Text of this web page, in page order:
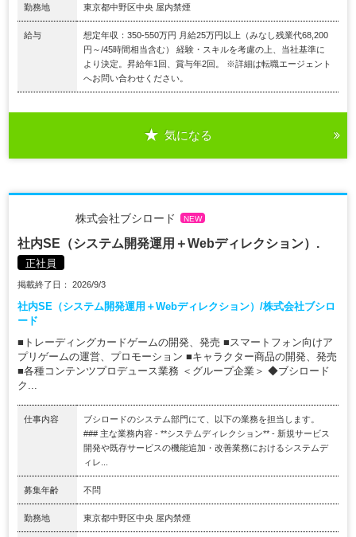
勤務地 東京都中野区中央 屋内禁煙
給与
想定年収：350-550万円 月給25万円以上（みなし残業代68,200
円～/45時間相当含む） 経験・スキルを考慮の上、当社基準に
より決定。昇給年1回、賞与年2回。 ※詳細は転職エージェント
へお問い合わせください。
気になる
株式会社ブシロード NEW
社内SE（システム開発運用＋Webディレクション）.
正社員
掲載終了日： 2026/9/3
社内SE（システム開発運用＋Webディレクション）/株式会社ブシロ
ード
■トレーディングカードゲームの開発、発売 ■スマートフォン向けア
プリゲームの運営、プロモーション ■キャラクター商品の開発、発売
■各種コンテンツプロデュース業務 ＜グループ企業＞ ◆ブシロード
ク...
仕事内容
ブシロードのシステム部門にて、以下の業務を担当します。
### 主な業務内容 - **システムディレクション** - 新規サービス
開発や既存サービスの機能追加・改善業務におけるシステムデ
ィレ...
募集年齢 不問
勤務地 東京都中野区中央 屋内禁煙